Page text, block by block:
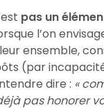
pas un
l’on
ensemble,
(par
dire : «
pas honorer